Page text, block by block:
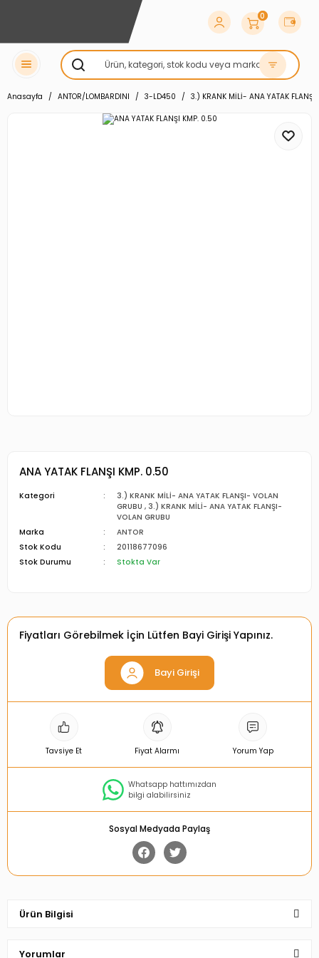
0
Anasayfa ANTOR/LOMBARDINI 3-LD450 3.) KRANK MİLİ- ANA YATAK
ANA YATAK FLANŞI KMP. 0.50
Kategori
3.) KRANK MİLİ- ANA YATAK FLANŞI- VOLAN
GRUBU , 3.) KRANK MİLİ- ANA YATAK FLANŞI-
VOLAN GRUBU
Marka
ANTOR
Stok Kodu
20118677096
Stok Durumu
Stokta Var
Fiyatları Görebilmek İçin Lütfen Bayi Girişi Yapınız.
Bayi Girişi
Tavsiye Et Fiyat Alarmı Yorum Yap
Whatsapp hattımızdan
bilgi alabilirsiniz
Sosyal Medyada Paylaş
Ürün Bilgisi
Yorumlar